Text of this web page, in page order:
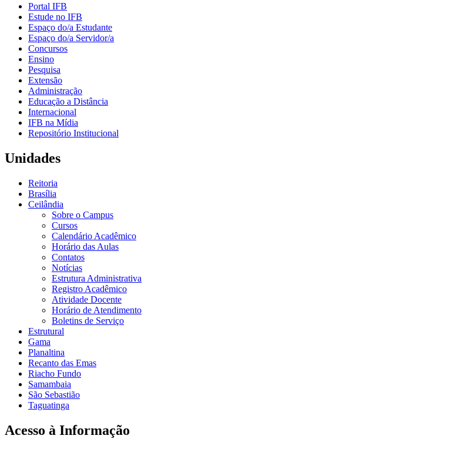
Portal IFB
Estude no IFB
Espaço do/a Estudante
Espaço do/a Servidor/a
Concursos
Ensino
Pesquisa
Extensão
Administração
Educação a Distância
Internacional
IFB na Mídia
Repositório Institucional
Unidades
Reitoria
Brasília
Ceilândia
Sobre o Campus
Cursos
Calendário Acadêmico
Horário das Aulas
Contatos
Notícias
Estrutura Administrativa
Registro Acadêmico
Atividade Docente
Horário de Atendimento
Boletins de Serviço
Estrutural
Gama
Planaltina
Recanto das Emas
Riacho Fundo
Samambaia
São Sebastião
Taguatinga
Acesso à Informação